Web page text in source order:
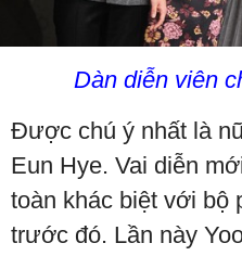
Dàn diễn viên
Được chú ý nhất là
Eun Hye. Vai diễn
toàn khác biệt với bộ
trước đó. Lần này